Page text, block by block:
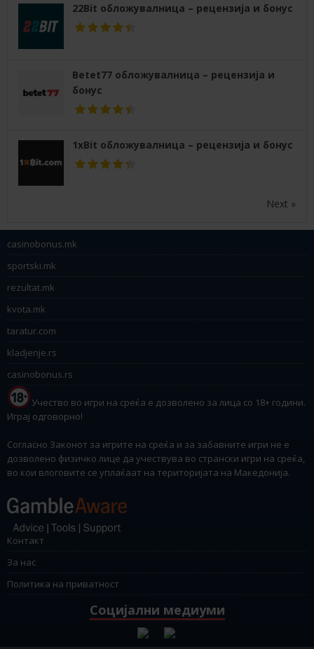
22Bit обложувалница – рецензија и бонус
Betet77 обложувалница – рецензија и
бонус
1xBit обложувалница – рецензија и бонус
Next »
casinobonus.mk
sportski.mk
rezultat.mk
kvota.mk
taratur.com
kladjenje.rs
casinobonus.rs
Учество во игри на среќа е дозволено за лица со 18+ години.
Играј одговорно!
Согласно Законот за игрите на среќа и за забавните игри не е
дозволено физичко лице да учествува во странски игри на среќа,
во кои влоговите се уплаќаат на територијата на Македонија.
Контакт
За нас
Политика на приватност
Социјални медиуми